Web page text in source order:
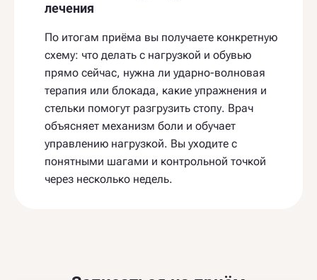
лечения
По итогам приёма вы получаете конкретную
схему: что делать с нагрузкой и обувью
прямо сейчас, нужна ли ударно-волновая
терапия или блокада, какие упражнения и
стельки помогут разгрузить стопу. Врач
объясняет механизм боли и обучает
управлению нагрузкой. Вы уходите с
понятными шагами и контрольной точкой
через несколько недель.